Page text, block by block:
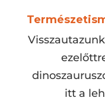
itt a